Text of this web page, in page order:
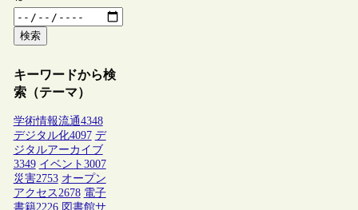
検索
キーワードから検
索（テーマ）
学術情報流通4348
デジタル化4097 デ
ジタルアーカイブ
3349 イベント 3007
災害2753 オープン
アクセス 2678 電子
書籍2226 図書館サ